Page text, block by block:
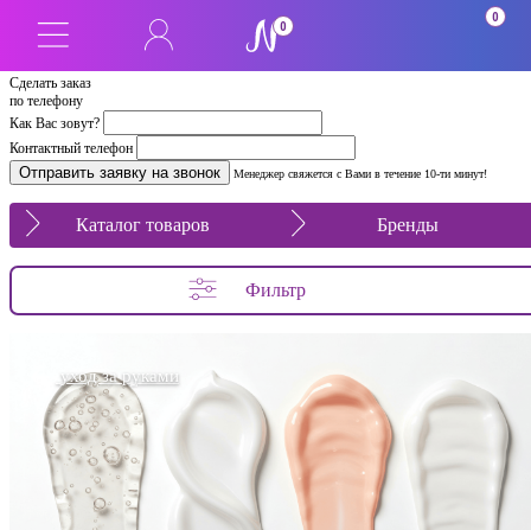
Сделать заказ
по телефону
Как Вас зовут?
Контактный телефон
Менеджер свяжется с Вами в течение 10-ти минут!
0
0
Каталог товаров Бренды
Фильтр
уход за руками